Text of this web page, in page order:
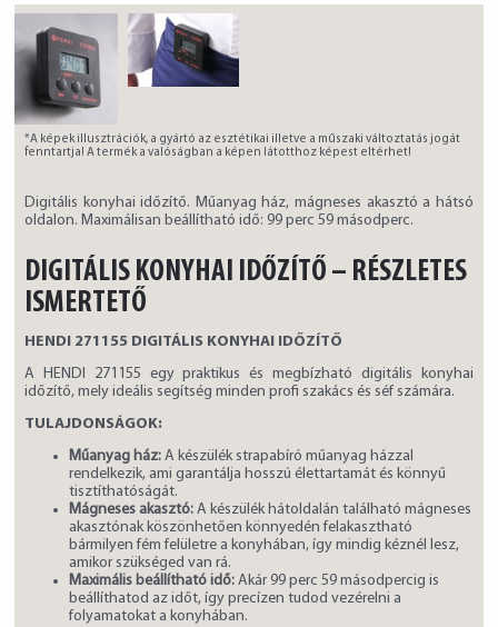
*A képek illusztrációk, a gyártó az esztétikai illetve a műszaki változtatás jogát
fenntartja! A termék a valóságban a képen látotthoz képest eltérhet!
Digitális konyhai időzítő. Műanyag ház, mágneses akasztó a hátsó
oldalon. Maximálisan beállítható idő: 99 perc 59 másodperc.
DIGITÁLIS KONYHAI IDŐZÍTŐ – RÉSZLETES
ISMERTETŐ
HENDI 271155 DIGITÁLIS KONYHAI IDŐZÍTŐ
A HENDI 271155 egy praktikus és megbízható digitális konyhai
időzítő, mely ideális segítség minden profi szakács és séf számára.
TULAJDONSÁGOK:
Műanyag ház:A készülék strapabíró műanyag házzal
rendelkezik, ami garantálja hosszú élettartamát és könnyű
tisztíthatóságát.
Mágneses akasztó:A készülék hátoldalán található mágneses
akasztónak köszönhetően könnyedén felakasztható
bármilyen fém felületre a konyhában, így mindig kéznél lesz,
amikor szükséged van rá.
Maximális beállítható idő:Akár 99 perc 59 másodpercig is
beállíthatod az időt, így precízen tudod vezérelni a
folyamatokat a konyhában.